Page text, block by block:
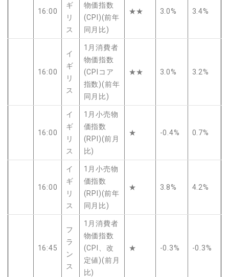
16:00
ギ
リ
ス
物価指数
(CPI)(前年
同月比)
★★ 3.0% 3.4%
16:00
イ
ギ
リ
ス
1月消費者
物価指数
(CPIコア
指数)(前年
同月比)
★★ 3.0% 3.2%
16:00
イ
ギ
リ
ス
1月小売物
価指数
(RPI)(前月
比)
★ -0.4% 0.7%
16:00
イ
ギ
リ
ス
1月小売物
価指数
(RPI)(前年
同月比)
★ 3.8% 4.2%
16:45
フ
ラ
ン
ス
1月消費者
物価指数
(CPI、改
定値)(前月
比)
★ -0.3% -0.3%